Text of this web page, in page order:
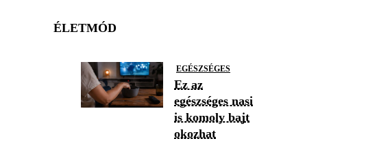
ÉLETMÓD
EGÉSZSÉGES
Ez az
egészséges nasi
is komoly bajt
okozhat